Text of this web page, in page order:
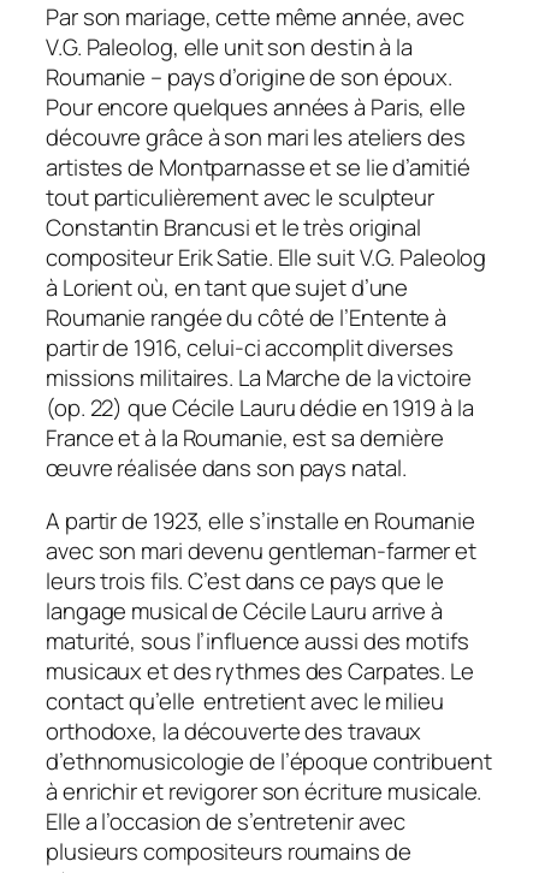
Par son mariage, cette même année, avec
V.G. Paleolog, elle unit son destin à la
Roumanie – pays d’origine de son époux.
Pour encore quelques années à Paris, elle
découvre grâce à son mari les ateliers des
artistes de Montparnasse et se lie d’amitié
tout particulièrement avec le sculpteur
Constantin Brancusi et le très original
compositeur Erik Satie. Elle suit V.G. Paleolog
à Lorient où, en tant que sujet d’une
Roumanie rangée du côté de l’Entente à
partir de 1916, celui-ci accomplit diverses
missions militaires. La Marche de la victoire
(op. 22) que Cécile Lauru dédie en 1919 à la
France et à la Roumanie, est sa dernière
œuvre réalisée dans son pays natal.
A partir de 1923, elle s’installe en Roumanie
avec son mari devenugentleman-farmeret
leurs trois fils. C’est dans ce pays que le
langage musical de Cécile Lauru arrive à
maturité, sous l’influence aussi des motifs
musicaux et des rythmes des Carpates. Le
contact qu’elle entretient avec le milieu
orthodoxe, la découverte des travaux
d’ethnomusicologie de l’époque contribuent
à enrichir et revigorer son écriture musicale.
Elle a l’occasion de s’entretenir avec
plusieurs compositeurs roumains de